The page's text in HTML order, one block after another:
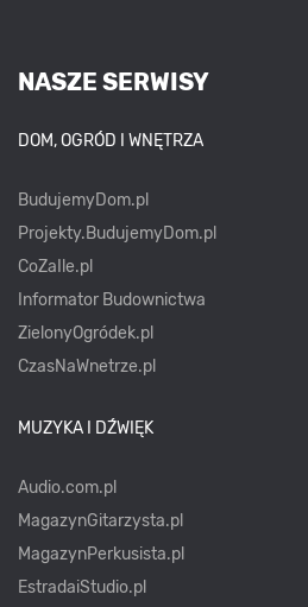
NASZE SERWISY
DOM, OGRÓD I WNĘTRZA
BudujemyDom.pl
Projekty.BudujemyDom.pl
CoZaIle.pl
Informator Budownictwa
ZielonyOgródek.pl
CzasNaWnetrze.pl
MUZYKA I DŹWIĘK
Audio.com.pl
MagazynGitarzysta.pl
MagazynPerkusista.pl
EstradaiStudio.pl